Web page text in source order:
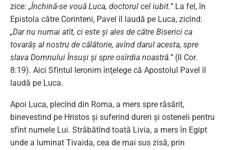
zice: „Închină-se vouă Luca, doctorul cel iubit.” La fel, în
Epistola către Corinteni, Pavel îl laudă pe Luca, zicînd:
„Dar nu numai atît, ci este şi ales de către Biserici ca
tovarăş al nostru de călătorie, avînd darul acesta, spre
slava Domnului Însuşi şi spre osîrdia noastră.” (II Cor.
8:19). Aici Sfîntul Ieronim înţelege că Apostolul Pavel îl
laudă pe Luca.
Apoi Luca, plecînd din Roma, a mers spre răsărit,
binevestind pe Hristos şi suferind dureri şi osteneli pentru
sfînt numele Lui. Străbătînd toată Livia, a mers în Egipt
unde a luminat Tivaida, cea de mai sus zisă, prin